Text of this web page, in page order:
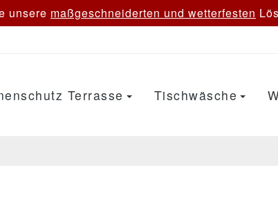
unsere maßgeschneiderten und wetterfesten
Terrasse Tischwäsche